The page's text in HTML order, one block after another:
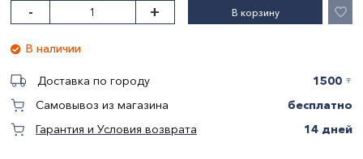
- + В корзину
В наличии
Доставка по городу 1500 〒
Самовывоз из магазина
бесплатно
Гарантия и Условия возврата
14 дней